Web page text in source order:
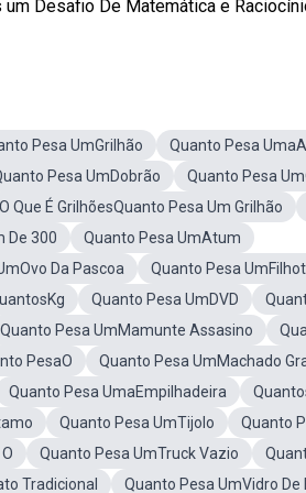
Desafio De Matemática e
Pesa UmGrilhão Quanto Pesa
Pesa UmDobrão
Quanto Pesa
O Que É GrilhõesQuanto Pesa Um Grilhão
De 300
Quanto Pesa UmAtum
Da Pascoa
Quanto Pesa
Quanto Pesa UmDVD
Quanto Pesa UmMamunte Assasino
PesaO
Quanto Pesa UmMachado
Quanto Pesa UmaEmpilhadeira
Quanto Pesa UmTijolo
Quanto
Quanto Pesa UmTruck Vazio
Tradicional
Quanto Pesa UmVidro De